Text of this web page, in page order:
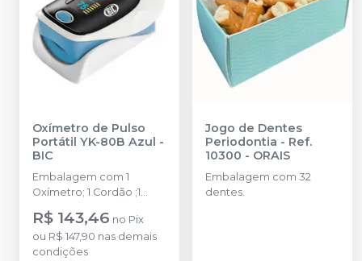
Oxímetro de Pulso
Portátil YK-80B Azul -
BIC
Embalagem com 1
Oxímetro; 1 Cordão ;1
Manual Instrução e 2
Pilhas AAA - 1,5V
R$ 143,46 no Pix
ou R$ 147,90 nas demais
condições
Jogo de Dentes
Periodontia - Ref.
10300 - ORAIS
Embalagem com 32
dentes.